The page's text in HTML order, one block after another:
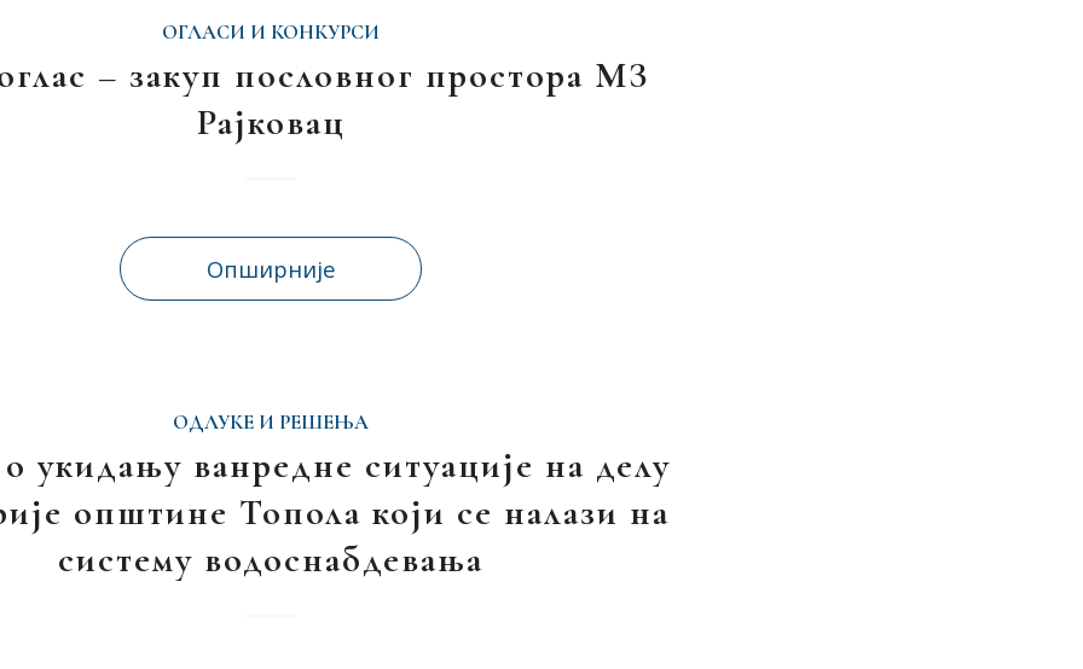
ОГЛАСИ И КОНКУРСИ
– закуп пословног простора МЗ
Рајковац
Опширније
ОДЛУКЕ И РЕШЕЊА
укидању ванредне ситуације на делу
општине Топола који се налази на
систему водоснабдевања